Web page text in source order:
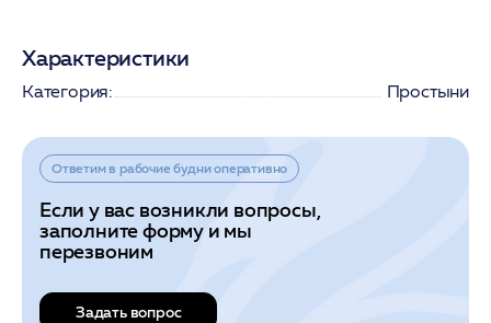
Характеристики
Категория: Простыни
Ответим в рабочие будни оперативно
Если у вас возникли вопросы,
заполните форму и мы
перезвоним
Задать вопрос